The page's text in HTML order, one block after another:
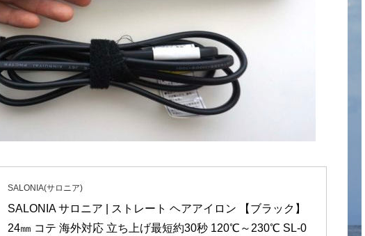
SALONIA(サロニア)
SALONIA サロニア | ストレート ヘアアイロン 【ブラック】
24㎜ コテ 海外対応 立ち上げ最短約30秒 120℃～230℃ SL-0